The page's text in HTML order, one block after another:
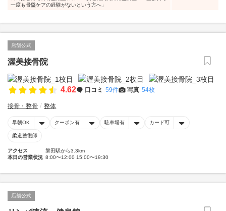
一度も骨盤ケアの経験がないという方へ」
店舗公式
渥美接骨院
4.62 口コミ 59件 写真 54枚
接骨・整骨 整体
早朝OK クーポン有 駐車場有 カード可
柔道整復師
アクセス
磐田駅から3.3km
本日の営業状況 8:00〜12:00 15:00〜19:30
店舗公式